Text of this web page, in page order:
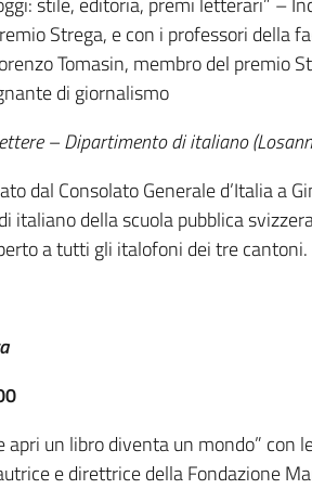
Strega, e con i professori della
Tomasin, membro del premio
di giornalismo
– Dipartimento di italiano
dal Consolato Generale d’Italia a
italiano della scuola pubblica
a tutti gli italofoni dei tre cantoni.
apri un libro diventa un mondo” con
e direttrice della Fondazione